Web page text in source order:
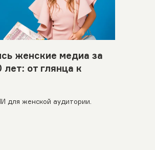
женские медиа за
от глянца к
для женской аудитории.